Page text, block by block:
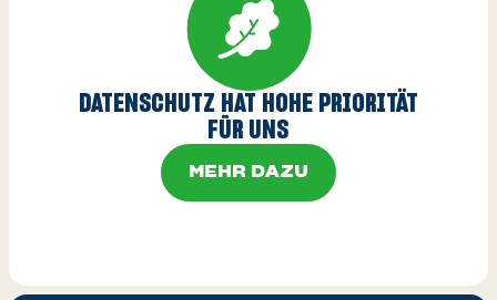
DATENSCHUTZ HAT HOHE PRIORITÄT
FÜR UNS
MEHR DAZU